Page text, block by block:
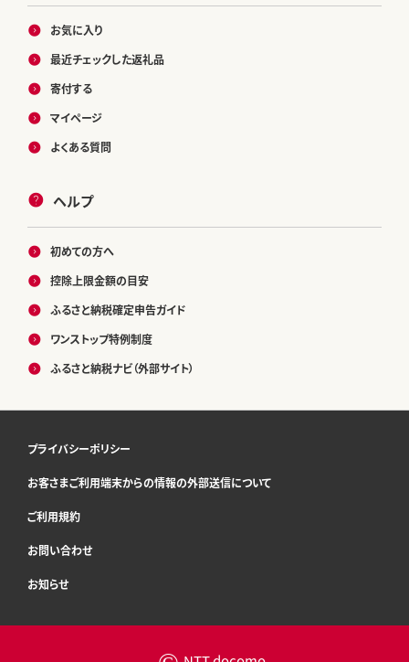
お気に入り
最近チェックした返礼品
寄付する
マイページ
よくある質問
ヘルプ
初めての方へ
控除上限金額の目安
ふるさと納税確定申告ガイド
ワンストップ特例制度
ふるさと納税ナビ（外部サイト）
プライバシーポリシー
お客さまご利用端末からの情報の外部送信について
ご利用規約
お問い合わせ
お知らせ